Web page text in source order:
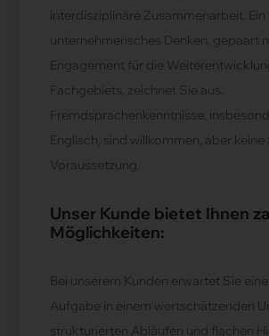
interdisziplinäre Zusammenarbeit. Ein
unternehmerisches Denken, gepaart
Engagement für die
Fachgebiets, zeichnet Sie aus.
Fremdsprachenkenntnisse,
Englisch, sind willkommen, aber
Voraussetzung.
Unser Kunde bietet Ihnen
Möglichkeiten:
Bei unserem Kunden erwartet Sie
Aufgabe in einem wertschätzenden
strukturierten Abläufen und flachen